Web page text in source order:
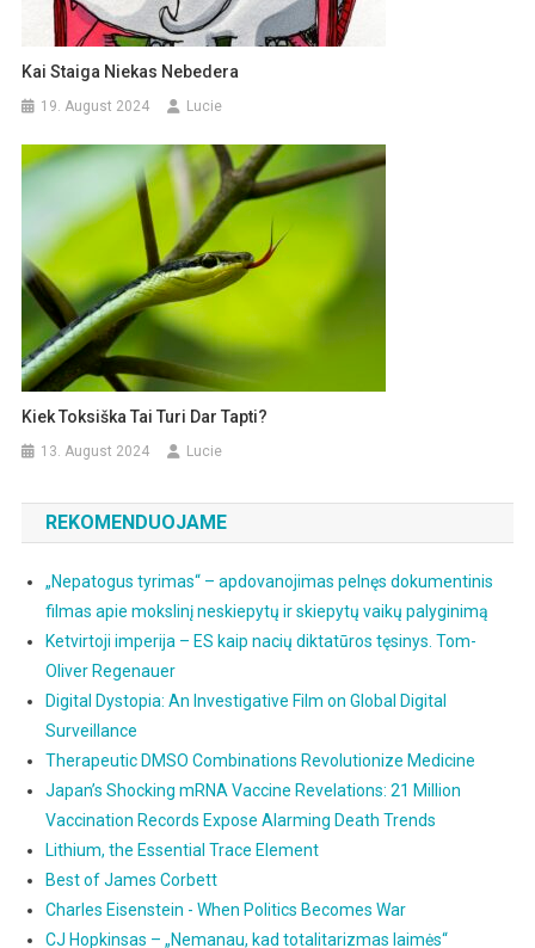
Kai Staiga Niekas Nebedera
19. August 2024 Lucie
Kiek Toksiška Tai Turi Dar Tapti?
13. August 2024 Lucie
REKOMENDUOJAME
„Nepatogus tyrimas“ – apdovanojimas pelnęs dokumentinis
filmas apie mokslinį neskiepytų ir skiepytų vaikų palyginimą
Ketvirtoji imperija – ES kaip nacių diktatūros tęsinys. Tom-
Oliver Regenauer
Digital Dystopia: An Investigative Film on Global Digital
Surveillance
Therapeutic DMSO Combinations Revolutionize Medicine
Japan’s Shocking mRNA Vaccine Revelations: 21 Million
Vaccination Records Expose Alarming Death Trends
Lithium, the Essential Trace Element
Best of James Corbett
Charles Eisenstein - When Politics Becomes War
CJ Hopkinsas – „Nemanau, kad totalitarizmas laimės“